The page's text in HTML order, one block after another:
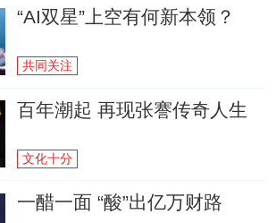
“AI双星”上空有何新本领？
共同关注
百年潮起 再现张謇传奇人生
文化十分
一醋一面 “酸”出亿万财路